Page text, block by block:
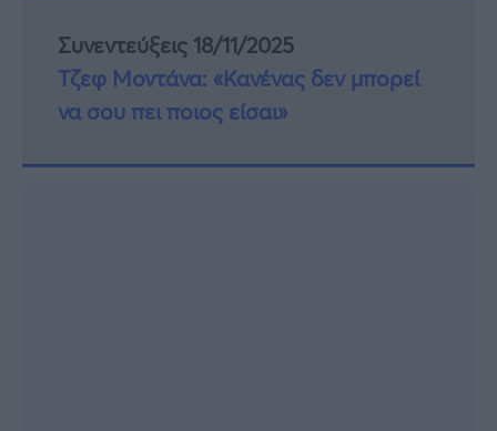
Συνεντεύξεις 18/11/2025
Τζεφ Μοντάνα: «Κανένας δεν μπορεί
να σου πει ποιος είσαι»